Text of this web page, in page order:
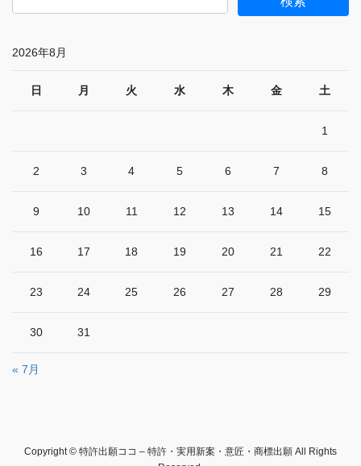
2026年8月
日 月 火 水 木 金 土
1
2 3 4 5 6 7 8
9 10 11 12 13 14 15
16 17 18 19 20 21 22
23 24 25 26 27 28 29
30 31
« 7月
Copyright © 特許出願ココ – 特許・実用新案・意匠・商標出願 All Rights